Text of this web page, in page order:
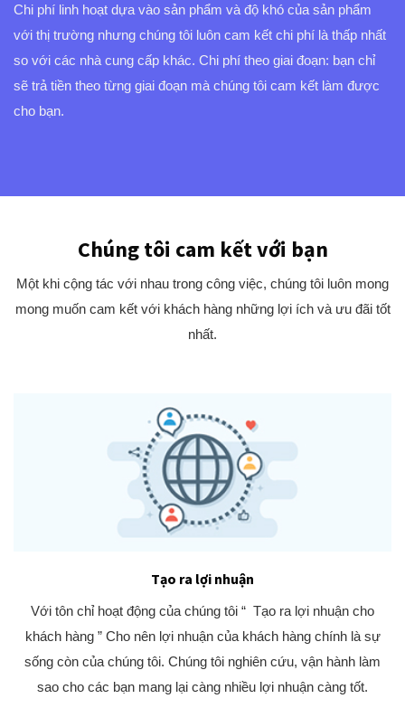
Chi phí linh hoạt dựa vào sản phẩm và độ khó của sản phẩm
với thị trường nhưng chúng tôi luôn cam kết chi phí là thấp nhất
so với các nhà cung cấp khác. Chi phí theo giai đoạn: bạn chỉ
sẽ trả tiền theo từng giai đoạn mà chúng tôi cam kết làm được
cho bạn.
Chúng tôi cam kết với bạn
Một khi cộng tác với nhau trong công việc, chúng tôi luôn mong
mong muốn cam kết với khách hàng những lợi ích và ưu đãi tốt
nhất.
Tạo ra lợi nhuận
Với tôn chỉ hoạt động của chúng tôi “ Tạo ra lợi nhuận cho
khách hàng ” Cho nên lợi nhuận của khách hàng chính là sự
sống còn của chúng tôi. Chúng tôi nghiên cứu, vận hành làm
sao cho các bạn mang lại càng nhiều lợi nhuận càng tốt.